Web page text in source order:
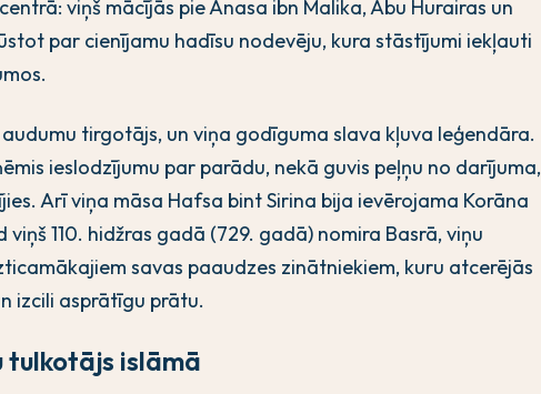
viņš mācījās pie Anasa ibn Malika, Abu Hurairas un
par cienījamu hadīsu nodevēju, kura stāstījumi iekļauti
audumu tirgotājs, un viņa godīguma slava kļuva leģendāra.
ieslodzījumu par parādu, nekā guvis peļņu no darījuma,
Arī viņa māsa Hafsa bint Sirina bija ievērojama Korāna
110. hidžras gadā (729. gadā) nomira Basrā, viņu
savas paaudzes zinātniekiem, kuru atcerējās
izcili asprātīgu prātu.
tulkotājs islāmā